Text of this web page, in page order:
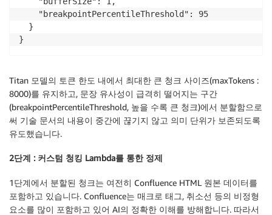
    "breakpointPercentileThreshold": 95
  }
}
Titan 모델의 토큰 한도 내에서 최대한 큰 청크 사이즈(maxTokens :
8000)를 유지하고, 문장 유사성이 급격히 떨어지는 구간
(breakpointPercentileThreshold, 높을 수록 큰 청크)에서 분할함으로
써 기술 문서의 내용이 중간에 끊기지 않고 의미 단위가 보존되도록
유도했습니다.
2단계 : 커스텀 청킹 Lambda를 통한 정제
1단계에서 분할된 청크는 여전히 Confluence HTML 원본 데이터를
포함하고 있습니다. Confluence는 매크로 태그, 취소선 등의 비정형
요소를 많이 포함하고 있어 AI의 정확한 이해를 방해합니다. 따라서